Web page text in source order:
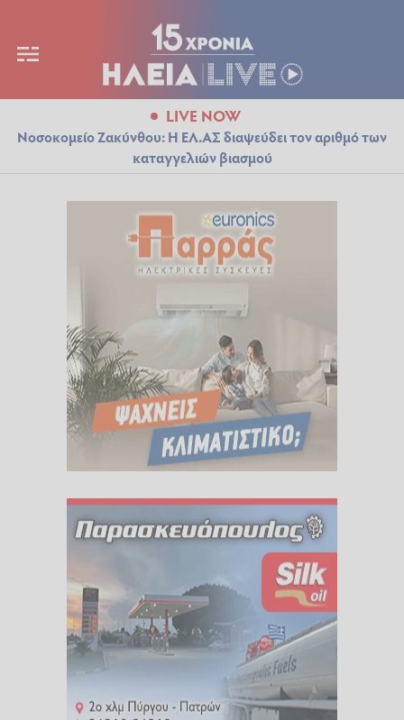
LIVE NOW
Νοσοκομείο Ζακύνθου: Η ΕΛ.ΑΣ διαψεύδει τον αριθμό των
καταγγελιών βιασμού